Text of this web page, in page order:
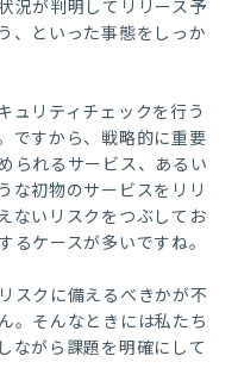
況が判明してリリース予
、といった事態をしっか
ュリティチェックを行う
ですから、戦略的に重要
られるサービス、あるい
な初物のサービスをリリ
ないリスクをつぶしてお
るケースが多いですね。
スクに備えるべきかが不
。そんなときには私たち
ながら課題を明確にして